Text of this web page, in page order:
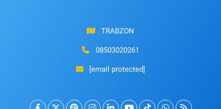
TRABZON
08503020261
[email protected]